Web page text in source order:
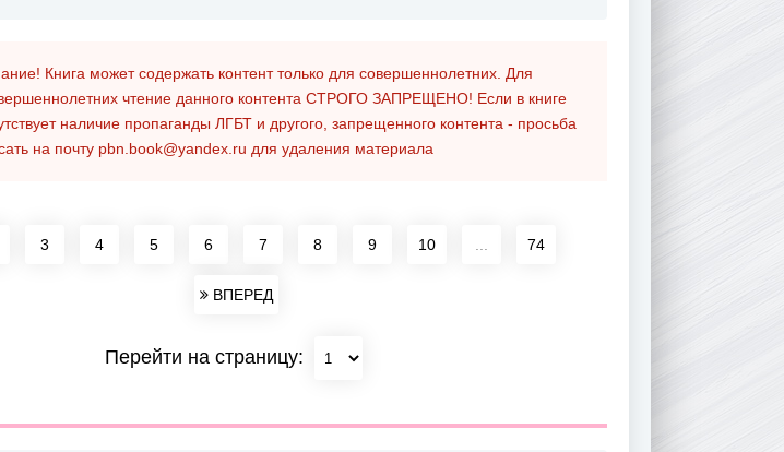
Книга может содержать контент только для совершеннолетних. Для
чтение данного контента СТРОГО ЗАПРЕЩЕНО! Если в книге
наличие пропаганды ЛГБТ и другого, запрещенного контента - просьба
на почту pbn.book@yandex.ru для удаления материала
3 4 5 6 7 8 9 10 ... 74
ВПЕРЕД
Перейти на страницу: